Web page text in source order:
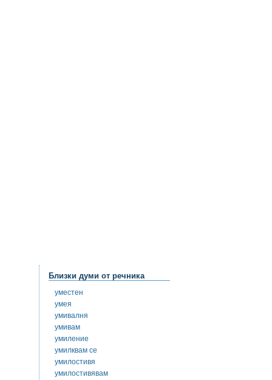
Близки думи от речника
уместен
умея
умивалня
умивам
умиление
умилквам се
умилостивя
умилостивявам